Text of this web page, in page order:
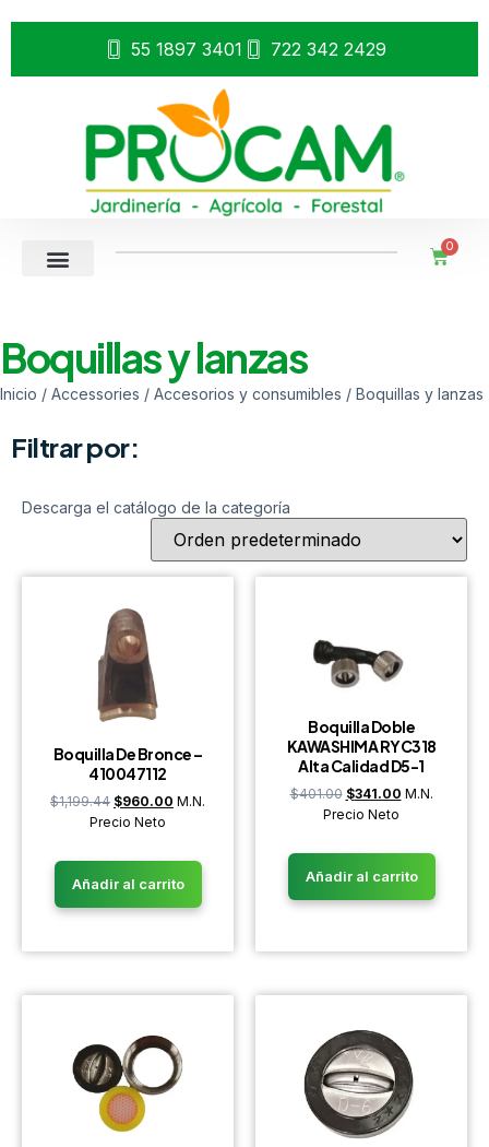
55 1897 3401 722 342 2429
0
Boquillas y lanzas
Inicio / Accessories / Accesorios y consumibles / Boquillas y lanzas
Filtrar por:
Descarga el catálogo de la categoría
Boquilla De Bronce –
410047112
$1,199.44 $960.00 M.N.
Precio Neto
Añadir al carrito
Boquilla Doble
KAWASHIMA RYC318
Alta Calidad D5-1
$401.00 $341.00 M.N.
Precio Neto
Añadir al carrito